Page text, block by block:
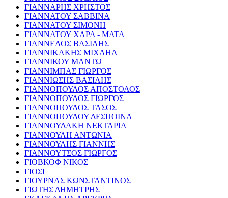
ΓΙΑΝΝΑΡΗΣ ΧΡΗΣΤΟΣ
ΓΙΑΝΝΑΤΟΥ ΣΑΒΒΙΝΑ
ΓΙΑΝΝΑΤΟΥ ΣΙΜΟΝΗ
ΓΙΑΝΝΑΤΟΥ ΧΑΡΑ - ΜΑΤΑ
ΓΙΑΝΝΕΛΟΣ ΒΑΣΙΛΗΣ
ΓΙΑΝΝΙΚΑΚΗΣ ΜΙΧΑΗΛ
ΓΙΑΝΝΙΚΟΥ ΜΑΝΤΩ
ΓΙΑΝΝΙΜΠΑΣ ΓΙΩΡΓΟΣ
ΓΙΑΝΝΙΩΣΗΣ ΒΑΣΙΛΗΣ
ΓΙΑΝΝΟΠΟΥΛΟΣ ΑΠΟΣΤΟΛΟΣ
ΓΙΑΝΝΟΠΟΥΛΟΣ ΓΙΩΡΓΟΣ
ΓΙΑΝΝΟΠΟΥΛΟΣ ΤΑΣΟΣ
ΓΙΑΝΝΟΠΟΥΛΟΥ ΔΕΣΠΟΙΝΑ
ΓΙΑΝΝΟΥΔΑΚΗ ΝΕΚΤΑΡΙΑ
ΓΙΑΝΝΟΥΛΗ ΑΝΤΩΝΙΑ
ΓΙΑΝΝΟΥΛΗΣ ΓΙΑΝΝΗΣ
ΓΙΑΝΝΟΥΤΣΟΣ ΓΙΩΡΓΟΣ
ΓΙΟΒΚΟΦ ΝΙΚΟΣ
ΓΙΟΣΙ
ΓΙΟΥΡΝΑΣ ΚΩΝΣΤΑΝΤΙΝΟΣ
ΓΙΩΤΗΣ ΔΗΜΗΤΡΗΣ